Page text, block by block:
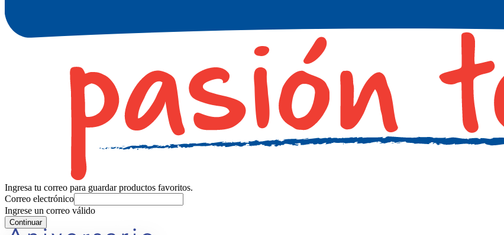
Ingresa tu correo para guardar productos favoritos.
Correo electrónico
Ingrese un correo válido
Continuar